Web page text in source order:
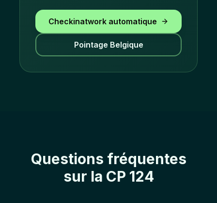
Checkinatwork automatique
Pointage Belgique
Questions fréquentes
sur la CP 124